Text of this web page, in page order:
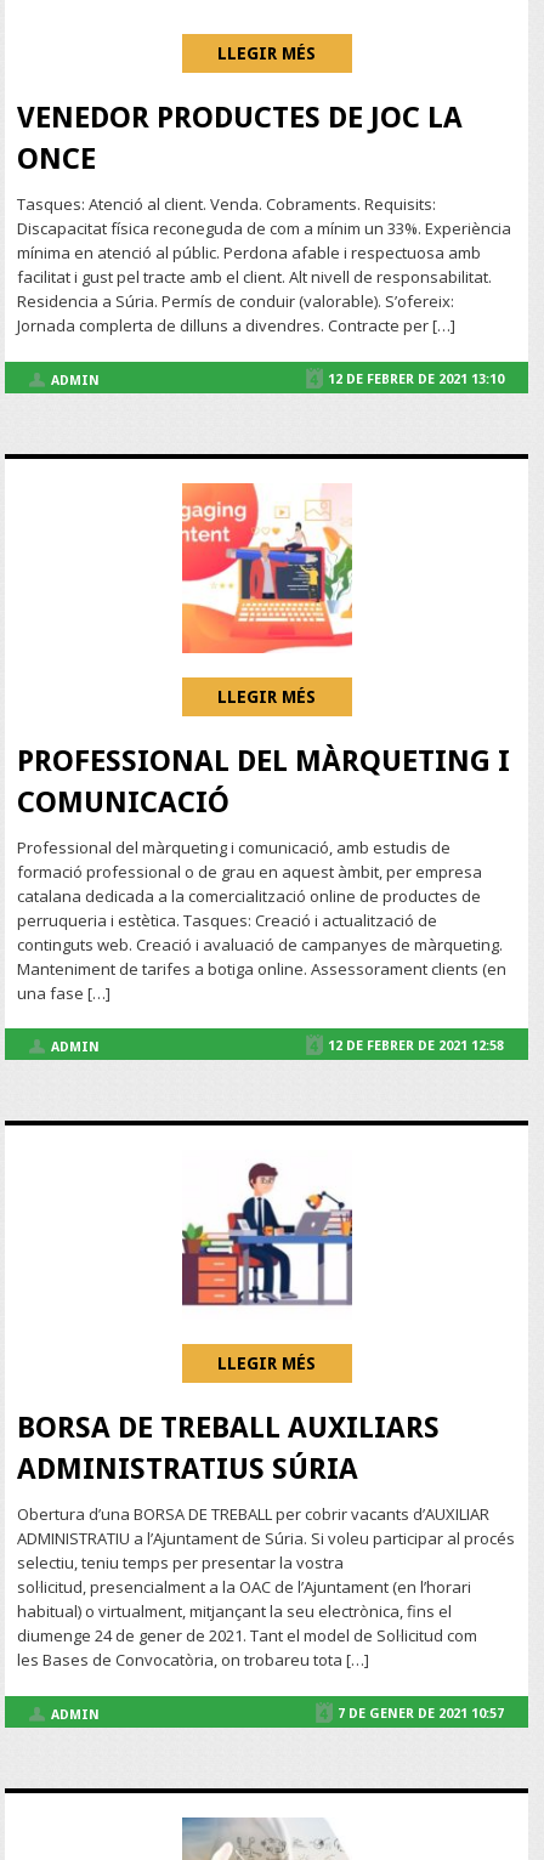
LLEGIR MÉS
VENEDOR PRODUCTES DE JOC LA
ONCE
Tasques: Atenció al client. Venda. Cobraments. Requisits:
Discapacitat física reconeguda de com a mínim un 33%. Experiència
mínima en atenció al públic. Perdona afable i respectuosa amb
facilitat i gust pel tracte amb el client. Alt nivell de responsabilitat.
Residencia a Súria. Permís de conduir (valorable). S’ofereix:
Jornada complerta de dilluns a divendres. Contracte per […]
ADMIN 12 DE FEBRER DE 2021 13:10
LLEGIR MÉS
PROFESSIONAL DEL MÀRQUETING I
COMUNICACIÓ
Professional del màrqueting i comunicació, amb estudis de
formació professional o de grau en aquest àmbit, per empresa
catalana dedicada a la comercialització online de productes de
perruqueria i estètica. Tasques: Creació i actualització de
continguts web. Creació i avaluació de campanyes de màrqueting.
Manteniment de tarifes a botiga online. Assessorament clients (en
una fase […]
ADMIN 12 DE FEBRER DE 2021 12:58
LLEGIR MÉS
BORSA DE TREBALL AUXILIARS
ADMINISTRATIUS SÚRIA
Obertura d’una BORSA DE TREBALL per cobrir vacants d’AUXILIAR
ADMINISTRATIU a l’Ajuntament de Súria. Si voleu participar al procés
selectiu, teniu temps per presentar la vostra
sol·licitud, presencialment a la OAC de l’Ajuntament (en l’horari
habitual) o virtualment, mitjançant la seu electrònica, fins el
diumenge 24 de gener de 2021. Tant el model de Sol·licitud com
les Bases de Convocatòria, on trobareu tota […]
ADMIN 7 DE GENER DE 2021 10:57